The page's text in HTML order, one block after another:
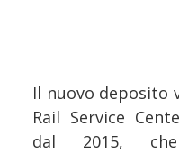
Il nuovo deposito
Rail Service
dal 2015,